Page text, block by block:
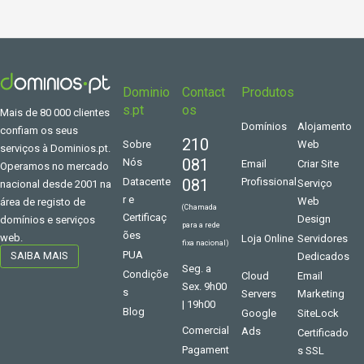
Mais de 80 000 clientes
confiam os seus
serviços à Dominios.pt.
Operamos no mercado
nacional desde 2001 na
área de registo de
domínios e serviços
web.
SAIBA MAIS
Dominio
s.pt
Sobre
Nós
Datacente
r e
Certificaç
ões
PUA
Condiçõe
s
Blog
Contact
os
210
081
081
(Chamada
para a rede
fixa nacional)
Seg. a
Sex. 9h00
| 19h00
Comercial
Pagament
Produtos
Domínios
Alojamento
Web
Email
Profissional
Criar Site
Serviço
Web
Design
Loja Online Servidores
Dedicados
Cloud
Servers
Email
Marketing
Google
Ads
SiteLock
Certificado
s SSL